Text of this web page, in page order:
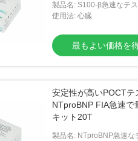
製品名: S100-β急速なテ
使用法: 心臓
最もよい価格を
安定性が高いPOCTテ
NTproBNP FIA急速で
キット20T
製品名: NTproBNP急速な